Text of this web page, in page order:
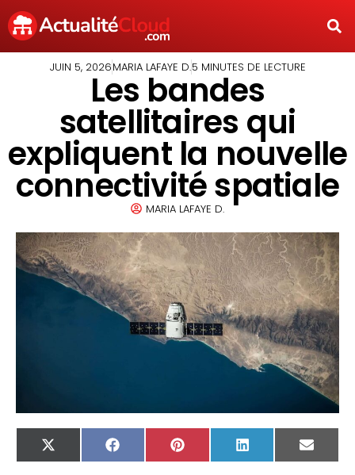
JUIN 5, 2026MARIA LAFAYE D.5 MINUTES DE LECTURE
Les bandes
satellitaires qui
expliquent la nouvelle
connectivité spatiale
MARIA LAFAYE D.
X
(Twitter)
FacebookPinterest LinkedIn
Email